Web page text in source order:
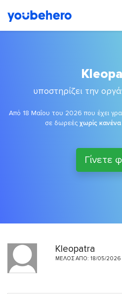
υποστηρίζει την
Από 18 Μαΐου του 2026 που έχει
σε δωρεές χωρίς
Γίνετε
Kleopatra
ΜΈΛΟΣ ΑΠΌ: 18/05/2026